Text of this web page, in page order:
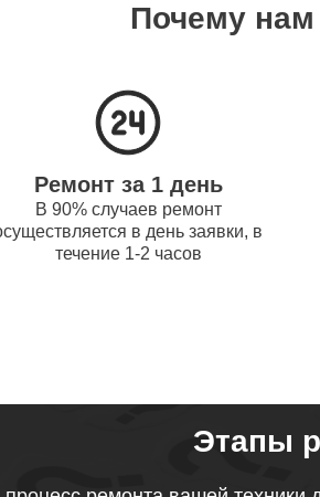
системы охлаждения
процессора
оперативной памяти
Почему
Ремонт за 1 день
В 90% случаев ремонт
в день заявки, в
течение 1-2 часов
Этапы